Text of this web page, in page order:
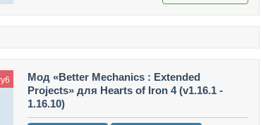
Мод «Better Mechanics : Extended
Projects» для Hearts of Iron 4 (v1.16.1 -
1.16.10)